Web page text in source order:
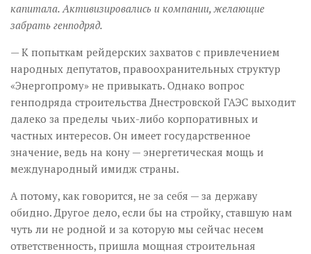
капитала. Активизировались и компании, желающие
забрать генподряд.
— К попыткам рейдерских захватов с привлечением
народных депутатов, правоохранительных структур
«Энергопрому» не привыкать. Однако вопрос
генподряда строительства Днестровской ГАЭС выходит
далеко за пределы чьих-либо корпоративных и
частных интересов. Он имеет государственное
значение, ведь на кону — энергетическая мощь и
международный имидж страны.
А потому, как говорится, не за себя — за державу
обидно. Другое дело, если бы на стройку, ставшую нам
чуть ли не родной и за которую мы сейчас несем
ответственность, пришла мощная строительная